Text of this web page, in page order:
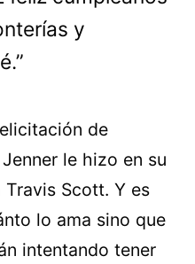
y
de
le hizo en su
Scott. Y es
lo ama sino que
intentando tener